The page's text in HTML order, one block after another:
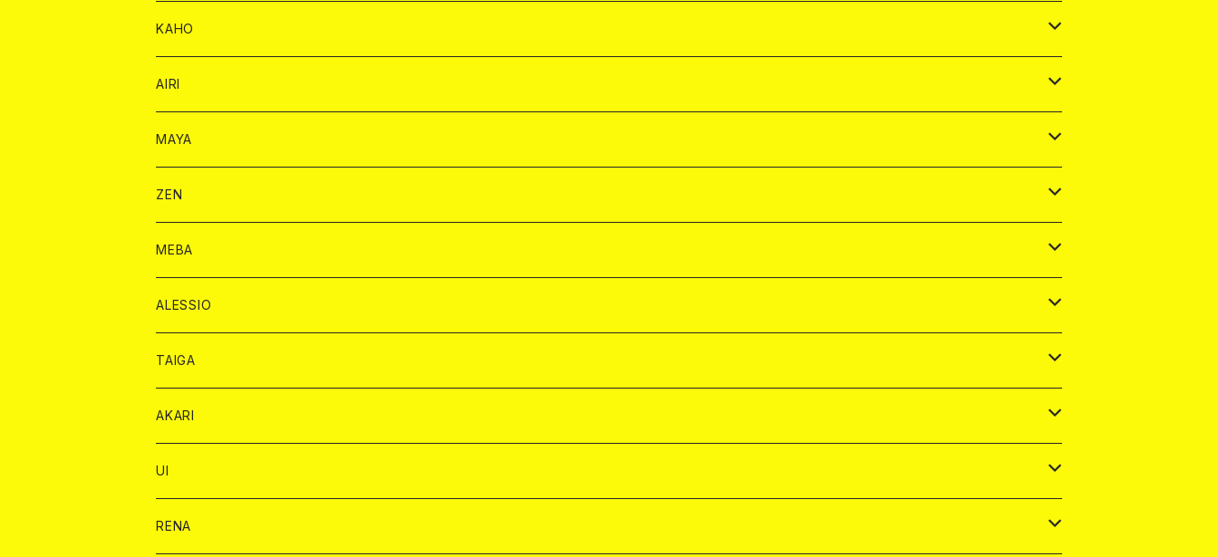
KAHO
シャンパンカード
モエシャンドン カード
ヴーヴクリコ カード
BAIKA カード
ノーマル カード
プレミアム カード
ドリンク カード
１ドリンクカード
ショット
チェキ カード
チェキ １５００円
AIRI
シャンパン カード
モエシャンドン カード
ヴーヴクリコ カード
BAIKA カード
ノーマル カード
プレミアム カード
ドリンク カード
１ドリンク カード
ショット
チェキ カード
チェキ １５００円
MAYA
ドリンク
1ドリンク
ショット
チェキ
BAIKA
ZEN
ドリンク
シャンパン
ショット
チェキ
BAIKA
MEBA
ドリンク
シャンパンカード
ドリンクカード
チップ
チェキ
ALESSIO
ドリンク
シャンパン
1ドリンク
チップ
TAIGA
ドリンク
シャンパン
1ドリンク
チップ
AKARI
ドリンク
1ドリンク
UI
バイカ
RENA